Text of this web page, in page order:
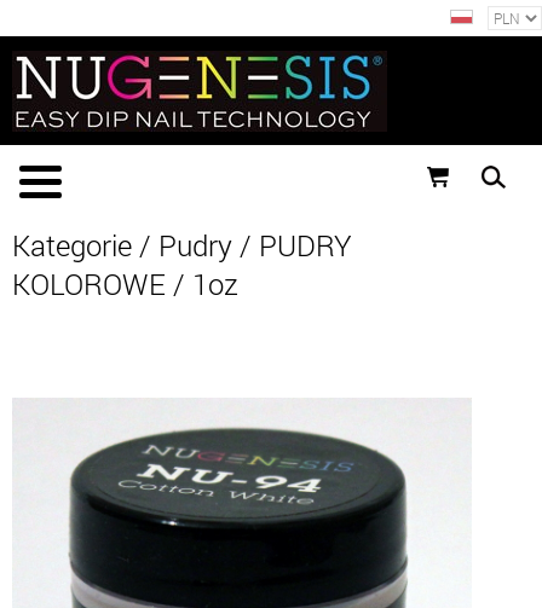
Kategorie / Pudry / PUDRY
KOLOROWE / 1oz